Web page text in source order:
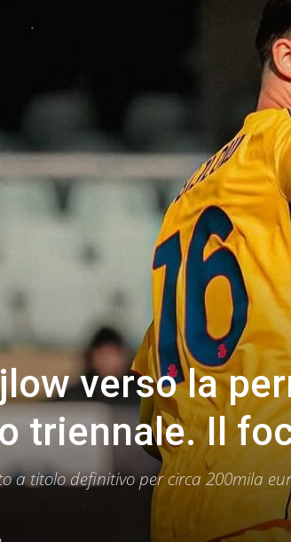
verso la
triennale. Il
a titolo definitivo per circa 200mila